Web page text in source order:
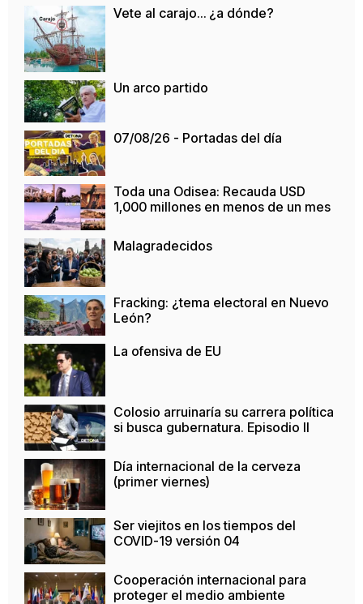
Vete al carajo… ¿a dónde?
Un arco partido
07/08/26 - Portadas del día
Toda una Odisea: Recauda USD
1,000 millones en menos de un mes
Malagradecidos
Fracking: ¿tema electoral en Nuevo
León?
La ofensiva de EU
Colosio arruinaría su carrera política
si busca gubernatura. Episodio II
Día internacional de la cerveza
(primer viernes)
Ser viejitos en los tiempos del
COVID-19 versión 04
Cooperación internacional para
proteger el medio ambiente